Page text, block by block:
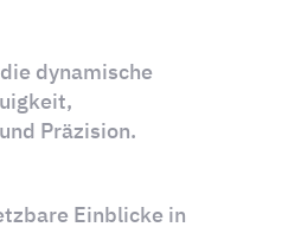
dynamische
Präzision.
Einblicke in